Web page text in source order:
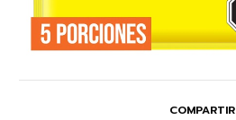
COMPARTIR